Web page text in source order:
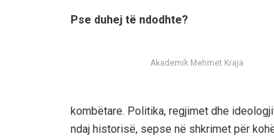
Pse duhej të ndodhte?
Akademik Mehmet Kraja
kombëtare. Politika, regjimet dhe
ndaj historisë, sepse në shkrimet për